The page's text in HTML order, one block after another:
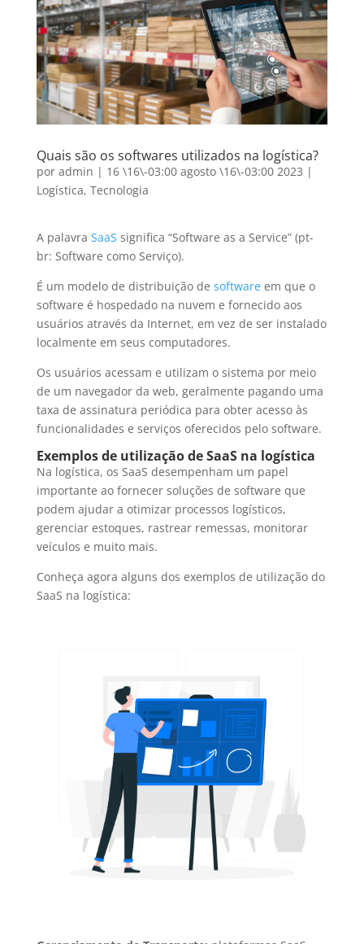
Quais são os softwares utilizados na logística?
por admin | 16 \16\-03:00 agosto \16\-03:00 2023 |
Logística, Tecnologia
A palavra SaaS significa “Software as a Service” (pt-
br: Software como Serviço).
É um modelo de distribuição de softwareem que o
software é hospedado na nuvem e fornecido aos
usuários através da Internet, em vez de ser instalado
localmente em seus computadores.
Os usuários acessam e utilizam o sistema por meio
de um navegador da web, geralmente pagando uma
taxa de assinatura periódica para obter acesso às
funcionalidades e serviços oferecidos pelo software.
Exemplos de utilização de SaaS na logística
Na logística, os SaaS desempenham um papel
importante ao fornecer soluções de software que
podem ajudar a otimizar processos logísticos,
gerenciar estoques, rastrear remessas, monitorar
veículos e muito mais.
Conheça agora alguns dos exemplos de utilização do
SaaS na logística: